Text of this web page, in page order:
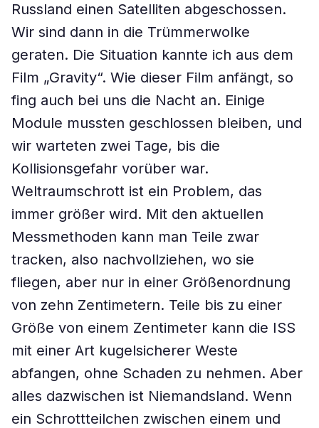
Russland einen Satelliten abgeschossen.
Wir sind dann in die Trümmerwolke
geraten. Die Situation kannte ich aus dem
Film „Gravity“. Wie dieser Film anfängt, so
fing auch bei uns die Nacht an. Einige
Module mussten geschlossen bleiben, und
wir warteten zwei Tage, bis die
Kollisionsgefahr vorüber war.
Weltraumschrott ist ein Problem, das
immer größer wird. Mit den aktuellen
Messmethoden kann man Teile zwar
tracken, also nachvollziehen, wo sie
fliegen, aber nur in einer Größenordnung
von zehn Zentimetern. Teile bis zu einer
Größe von einem Zentimeter kann die ISS
mit einer Art kugelsicherer Weste
abfangen, ohne Schaden zu nehmen. Aber
alles dazwischen ist Niemandsland. Wenn
ein Schrottteilchen zwischen einem und